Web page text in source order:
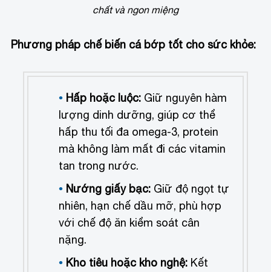
chất và ngon miệng
Phương pháp chế biến cá bớp tốt cho sức khỏe:
Hấp hoặc luộc: Giữ nguyên hàm
lượng dinh dưỡng, giúp cơ thể
hấp thu tối đa omega-3, protein
mà không làm mất đi các vitamin
tan trong nước.
Nướng giấy bạc: Giữ độ ngọt tự
nhiên, hạn chế dầu mỡ, phù hợp
với chế độ ăn kiểm soát cân
nặng.
Kho tiêu hoặc kho nghệ: Kết